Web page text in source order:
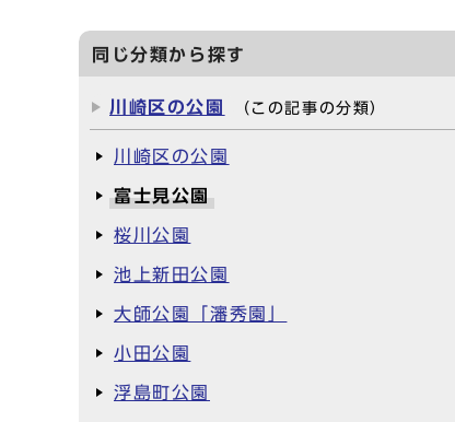
同じ分類から探す
川崎区の公園 （この記事の分類）
川崎区の公園
富士見公園
桜川公園
池上新田公園
大師公園「瀋秀園」
小田公園
浮島町公園